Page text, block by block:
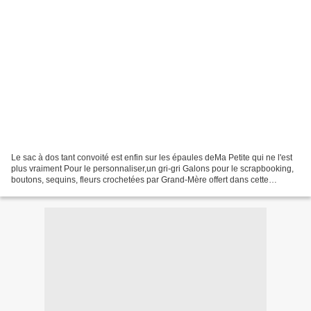
Le sac à dos tant convoité est enfin sur les épaules deMa Petite qui ne l'est
plus vraiment Pour le personnaliser,un gri-gri Galons pour le scrapbooking,
boutons, sequins, fleurs crochetées par Grand-Mère offert dans cette